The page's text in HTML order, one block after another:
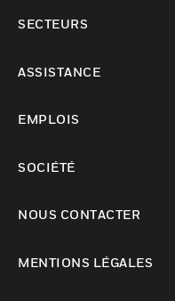
SECTEURS
ASSISTANCE
EMPLOIS
SOCIÉTÉ
NOUS CONTACTER
MENTIONS LÉGALES